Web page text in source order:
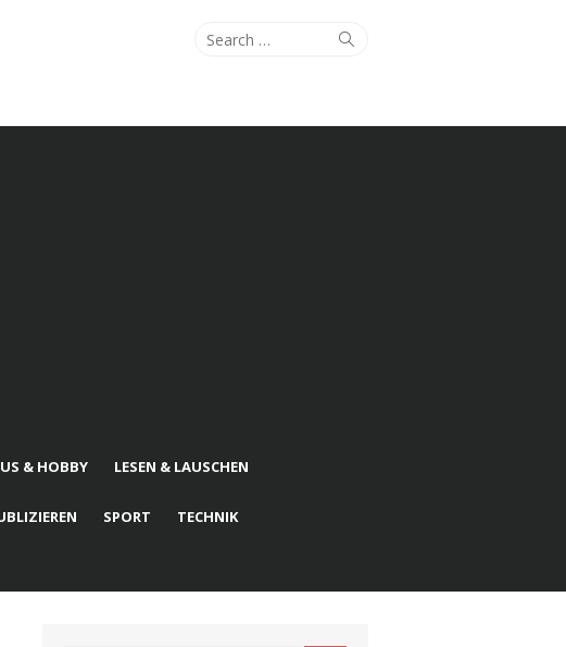
Search
Search
& HOBBY LESEN & LAUSCHEN
SPORT TECHNIK